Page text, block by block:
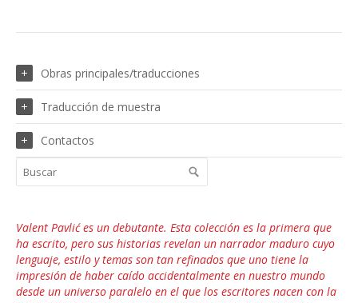
Obras principales/traducciones
Traducción de muestra
Contactos
Valent Pavlić es un debutante. Esta colección es la primera que
ha escrito, pero sus historias revelan un narrador maduro cuyo
lenguaje, estilo y temas son tan refinados que uno tiene la
impresión de haber caído accidentalmente en nuestro mundo
desde un universo paralelo en el que los escritores nacen con la